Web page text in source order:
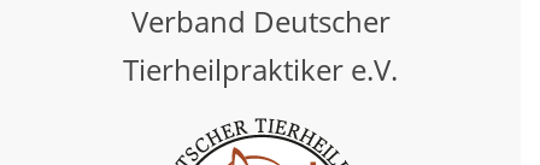
Verband Deutscher
Tierheilpraktiker e.V.